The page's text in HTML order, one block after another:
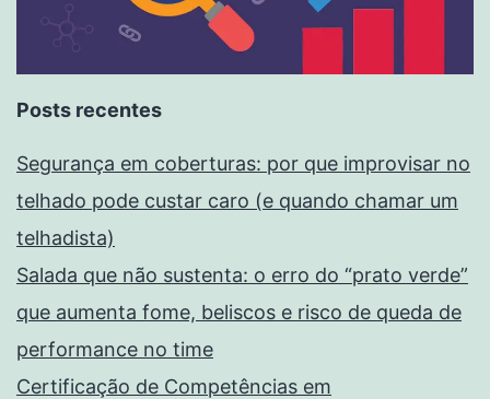
Posts recentes
Segurança em coberturas: por que improvisar no
telhado pode custar caro (e quando chamar um
telhadista)
Salada que não sustenta: o erro do “prato verde”
que aumenta fome, beliscos e risco de queda de
performance no time
Certificação de Competências em